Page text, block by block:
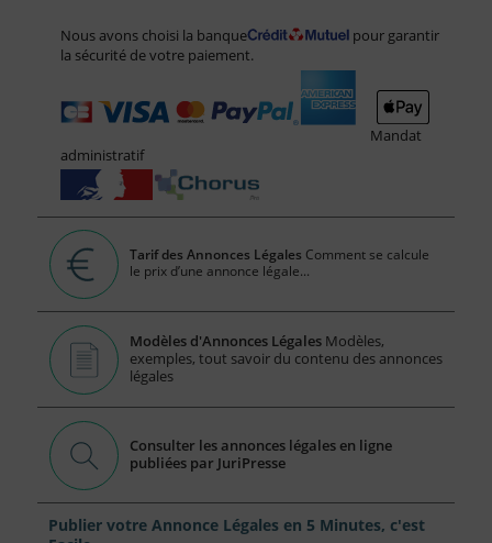
Nous avons choisi la banque
pour garantir
la sécurité de votre paiement.
Mandat
administratif
Tarif des Annonces Légales Comment se calcule
le prix d’une annonce légale...
Modèles d'Annonces Légales Modèles,
exemples, tout savoir du contenu des annonces
légales
Consulter les annonces légales en ligne
publiées par JuriPresse
Publier votre Annonce Légales en 5 Minutes, c'est